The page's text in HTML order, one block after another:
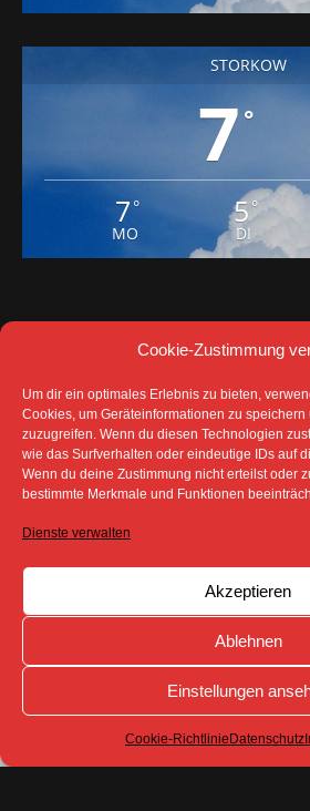
Cookie-Zustimmung
Um dir ein optimales Erlebnis zu bieten,
Cookies, um Geräteinformationen zu
zuzugreifen. Wenn du diesen Technologien
wie das Surfverhalten oder eindeutige IDs auf
Wenn du deine Zustimmung nicht erteilst oder
bestimmte Merkmale und Funktionen
Dienste verwalten
Akzeptieren
Ablehnen
Einstellungen
Cookie-Richtlinie Datenschutz
STORKOW
7°
7 °
MO
5°
DI
DATENSCHUTZ
COOKIE-
SÄMTLICHE TEXTE, BILDER
SOFERN NICHT ANDERS
COPYRIGHT DES SPREEBOTE
MIT ERLAUBNIS DER